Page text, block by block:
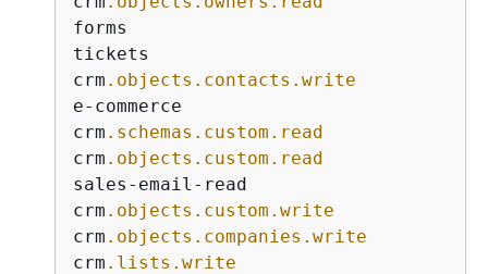
forms
tickets
crm .objects .contacts .write
e-commerce
crm .schemas .custom .read
crm .objects .custom .read
sales-email-read
crm .objects .custom .write
crm .objects .companies .write
crm .lists .write